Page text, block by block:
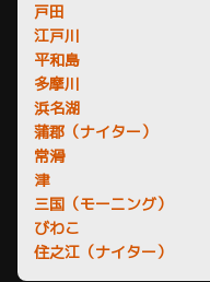
戸田
江戸川
平和島
多摩川
浜名湖
蒲郡（ナイター）
常滑
津
三国（モーニング）
びわこ
住之江（ナイター）